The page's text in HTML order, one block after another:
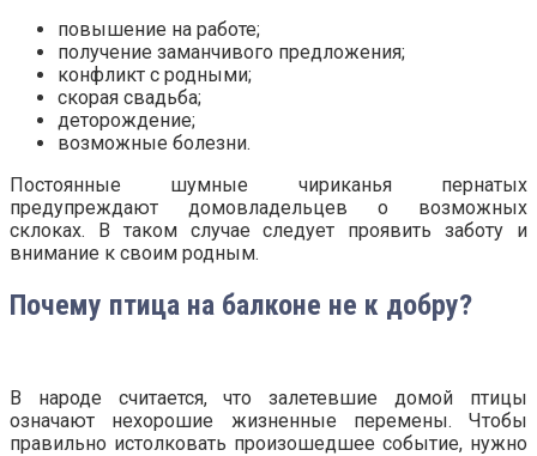
повышение на работе;
получение заманчивого предложения;
конфликт с родными;
скорая свадьба;
деторождение;
возможные болезни.
Постоянные шумные чириканья пернатых
предупреждают домовладельцев о возможных
склоках. В таком случае следует проявить заботу и
внимание к своим родным.
Почему птица на балконе не к добру?
В народе считается, что залетевшие домой птицы
означают нехорошие жизненные перемены. Чтобы
правильно истолковать произошедшее событие, нужно